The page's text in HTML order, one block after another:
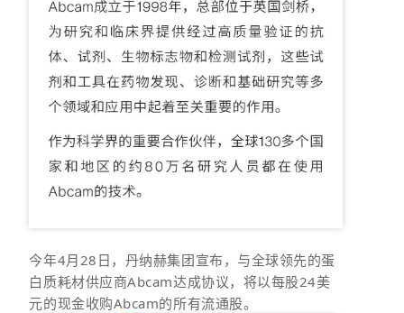
今年4月28日，丹纳赫集团宣布，与全球领先的蛋
白质耗材供应商Abcam达成协议，将以每股24美
元的现金收购Abcam的所有流通股。